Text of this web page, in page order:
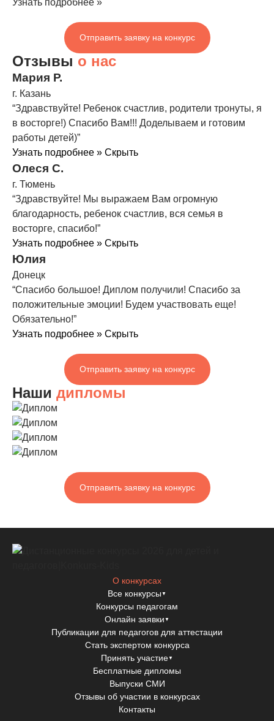
Узнать подробнее »
Отправить заявку на конкурс
Отзывы о нас
Мария Р.
г. Казань
“Здравствуйте! Ребенок счастлив, родители тронуты, я
в восторге!) Спасибо Вам!!! Доделываем и готовим
работы детей)”
Узнать подробнее » Скрыть
Олеся С.
г. Тюмень
“Здравствуйте! Мы выражаем Вам огромную
благодарность, ребенок счастлив, вся семья в
восторге, спасибо!”
Узнать подробнее » Скрыть
Юлия
Донецк
“Спасибо большое! Диплом получили! Спасибо за
положительные эмоции! Будем участвовать еще!
Обязательно!”
Узнать подробнее » Скрыть
Отправить заявку на конкурс
Наши дипломы
Отправить заявку на конкурс
О конкурсах
Все конкурсы ▼
Конкурсы педагогам
Онлайн заявки ▼
Публикации для педагогов для аттестации
Стать экспертом конкурса
Принять участие▼
Бесплатные дипломы
Выпуски СМИ
Отзывы об участии в конкурсах
Контакты